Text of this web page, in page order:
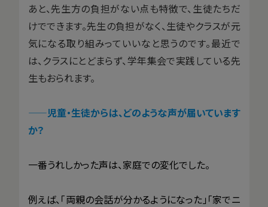
あと、先生方の負担がない点も特徴で、生徒たちだ
けでできます。先生の負担がなく、生徒やクラスが元
気になる取り組みっていいなと思うのです。最近で
は、クラスにとどまらず、学年集会で実践している先
生もおられます。
——児童・生徒からは、どのような声が届いています
か？
一番うれしかった声は、家庭での変化でした。
例えば、「両親の会話が分かるようになった」「家でニ